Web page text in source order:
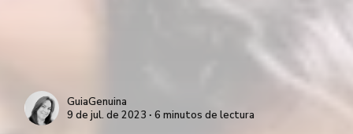
GuiaGenuina
9 de jul. de 2023 ∙ 6 minutos de lectura